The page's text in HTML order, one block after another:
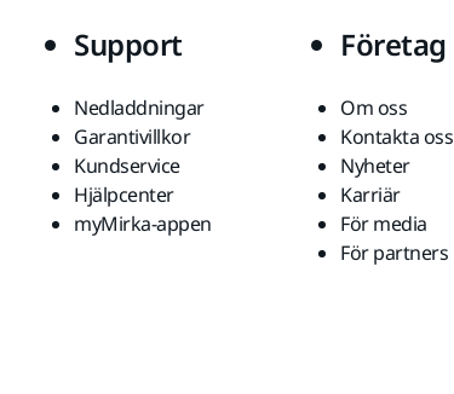
Support
Nedladdningar
Garantivillkor
Kundservice
Hjälpcenter
myMirka-appen
Företag
Om oss
Kontakta oss
Nyheter
Karriär
För media
För partners